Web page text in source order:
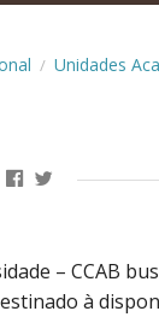
/ Unidades
– CCAB
à